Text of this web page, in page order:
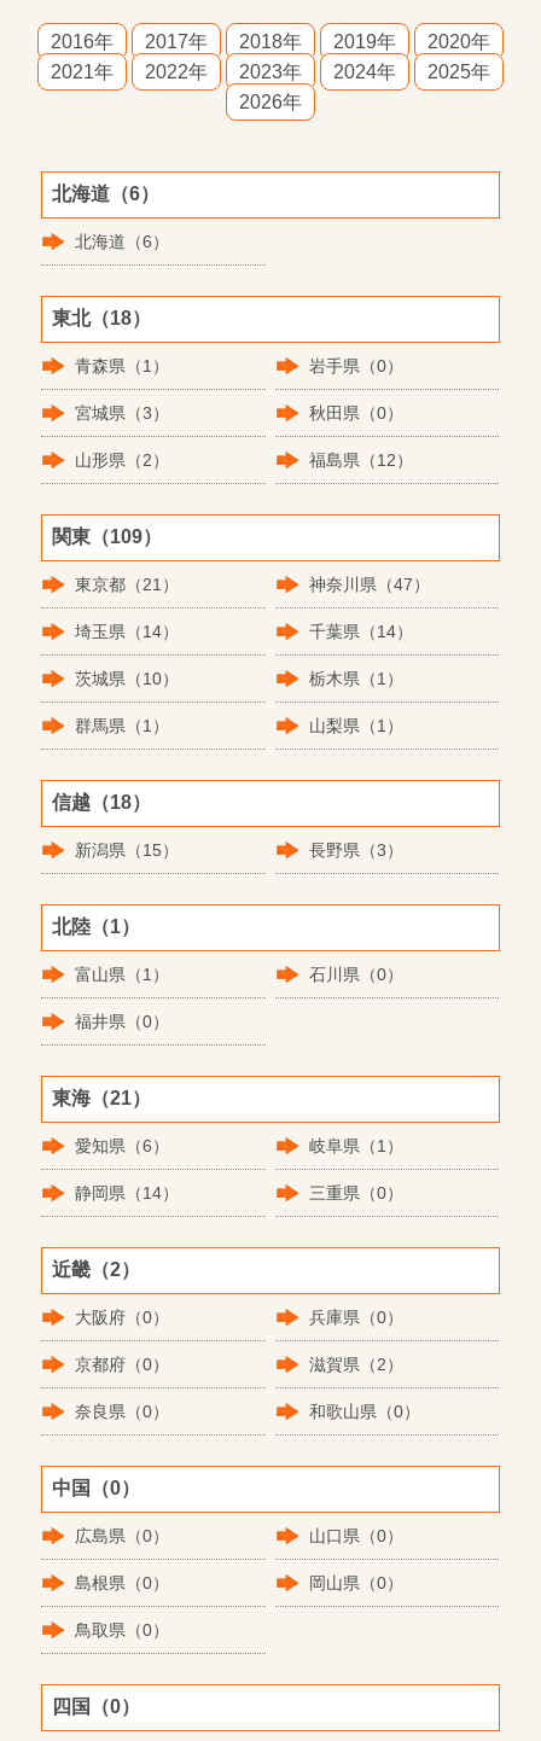
2016年 2017年 2018年 2019年
2020年
2021年
2022年 2023年 2024年
2025年
2026年
北海道（6）
北海道（6）
東北（18）
青森県（1） 岩手県（0）
宮城県（3） 秋田県（0）
山形県（2） 福島県（12）
関東（109）
東京都（21） 神奈川県（47）
埼玉県（14） 千葉県（14）
茨城県（10） 栃木県（1）
群馬県（1） 山梨県（1）
信越（18）
新潟県（15） 長野県（3）
北陸（1）
富山県（1） 石川県（0）
福井県（0）
東海（21）
愛知県（6） 岐阜県（1）
静岡県（14） 三重県（0）
近畿（2）
大阪府（0） 兵庫県（0）
京都府（0） 滋賀県（2）
奈良県（0） 和歌山県（0）
中国（0）
広島県（0） 山口県（0）
島根県（0） 岡山県（0）
鳥取県（0）
四国（0）